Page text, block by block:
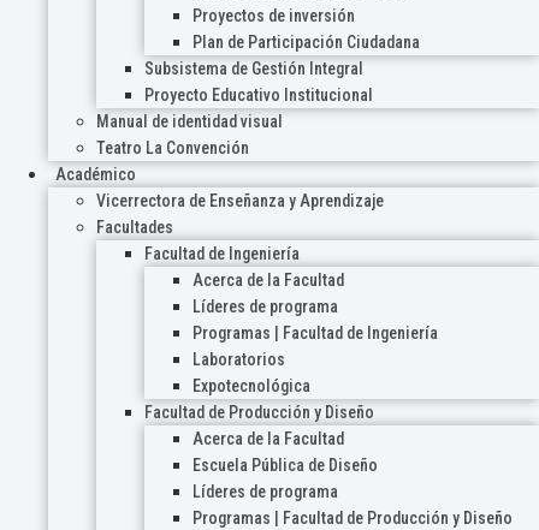
Proyectos de inversión
Plan de Participación Ciudadana
Subsistema de Gestión Integral
Proyecto Educativo Institucional
Manual de identidad visual
Teatro La Convención
Académico
Vicerrectora de Enseñanza y Aprendizaje
Facultades
Facultad de Ingeniería
Acerca de la Facultad
Líderes de programa
Programas | Facultad de Ingeniería
Laboratorios
Expotecnológica
Facultad de Producción y Diseño
Acerca de la Facultad
Escuela Pública de Diseño
Líderes de programa
Programas | Facultad de Producción y Diseño